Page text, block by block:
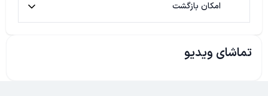
امکان بازگشت
تماشای ویدیو